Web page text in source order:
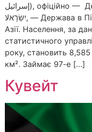
إسرائيل‎‎), офіційно — Держава Ізраїль (івр. ‏מְדִינַת
יִשְׂרָאلا, — Держава в Південно-Західній
Азії. Населення, за
статистичного
року, становить
км². Займає 97-е […]
Кувейт